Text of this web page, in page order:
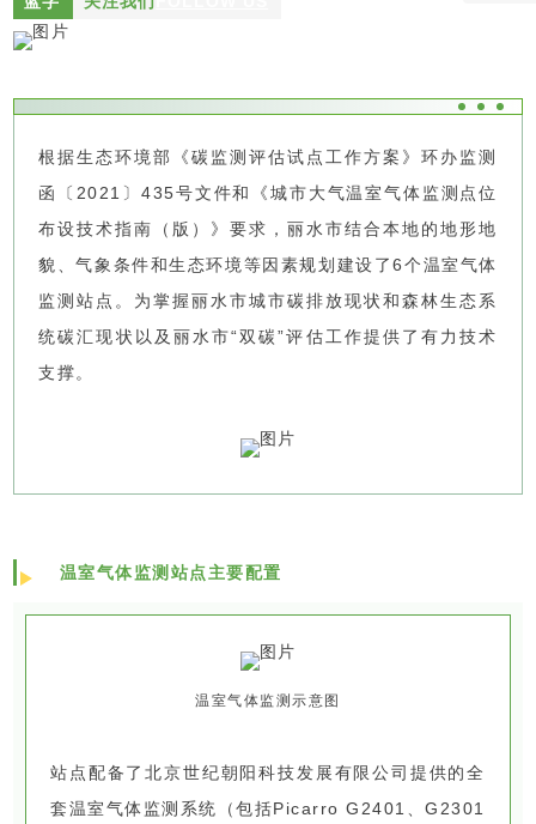
根据生态环境部《碳监测评估试点工作方案》环办监测
函〔2021〕435号文件和《城市大气温室气体监测点位
布设技术指南（版）》要求，丽水市结合本地的地形地
貌、气象条件和生态环境等因素规划建设了6个温室气体
监测站点。为掌握丽水市城市碳排放现状和森林生态系
统碳汇现状以及丽水市“双碳”评估工作提供了有力技术
支撑。
温室气体监测站点主要配置
温室气体监测示意图
站点配备了北京世纪朝阳科技发展有限公司提供的全
套温室气体监测系统（包括Picarro G2401、G2301